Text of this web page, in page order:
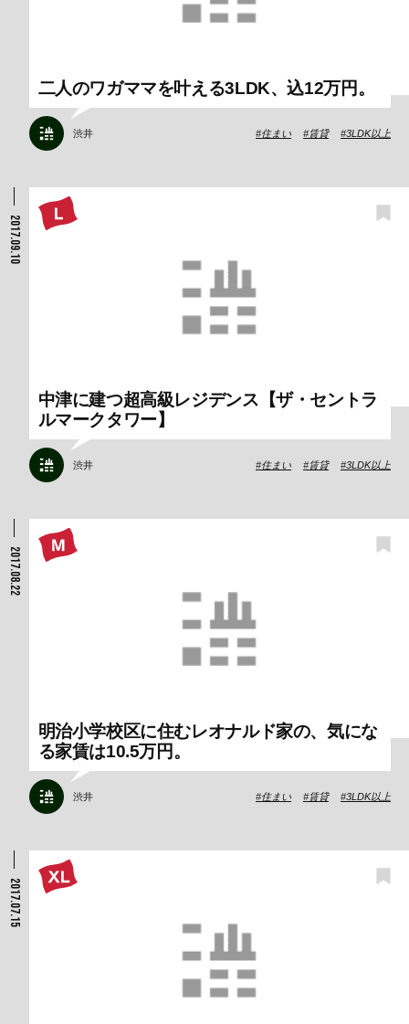
二人のワガママを叶える3LDK、込12万円。
渋井 住まい 賃貸 3LDK以上
2017.09.10
中津に建つ超高級レジデンス【ザ・セントラ
ルマークタワー】
渋井 住まい 賃貸 3LDK以上
2017.08.22
明治小学校区に住むレオナルド家の、気にな
る家賃は10.5万円。
渋井 住まい 賃貸 3LDK以上
2017.07.15